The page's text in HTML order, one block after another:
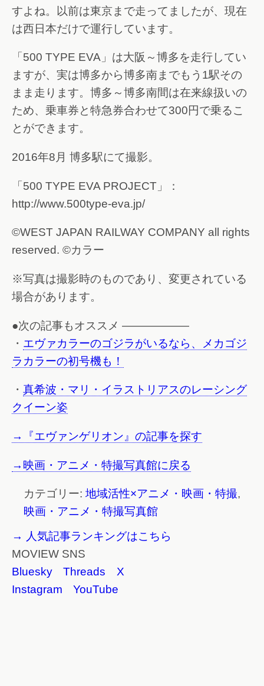
すよね。以前は東京まで走ってましたが、現在
は西日本だけで運行しています。
「500 TYPE EVA」は大阪～博多を走行してい
ますが、実は博多から博多南までもう1駅その
まま走ります。博多～博多南間は在来線扱いの
ため、乗車券と特急券合わせて300円で乗るこ
とができます。
2016年8月 博多駅にて撮影。
「500 TYPE EVA PROJECT」：
http://www.500type-eva.jp/
©WEST JAPAN RAILWAY COMPANY all rights
reserved. ©カラー
※写真は撮影時のものであり、変更されている
場合があります。
●次の記事もオススメ ——————
・ エヴァカラーのゴジラがいるなら、メカゴジ
ラカラーの初号機も！
・ 真希波・マリ・イラストリアスのレーシング
クイーン姿
→『エヴァンゲリオン』の記事を探す
→映画・アニメ・特撮写真館に戻る
カテゴリー: 地域活性×アニメ・映画・特撮,
映画・アニメ・特撮写真館
→ 人気記事ランキングはこちら
MOVIEW SNS
Bluesky
Threads
X
Instagram
YouTube